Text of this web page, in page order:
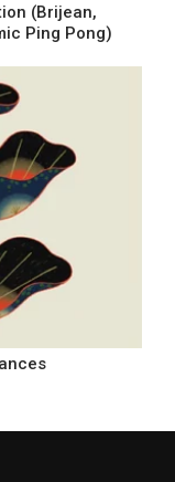
(Brijean,
Ping Pong)